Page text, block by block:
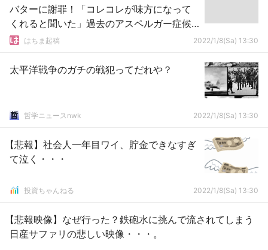
バターに謝罪！「コレコレが味方になって
くれると聞いた」過去のアスペルガー症候
群診断も告白
はちま起稿 2022/1/8(Sa) 13:30
太平洋戦争のガチの戦犯ってだれや？
哲学ニュースnwk 2022/1/8(Sa) 13:30
【悲報】社会人一年目ワイ、貯金できなすぎ
て泣く・・・
投資ちゃんねる 2022/1/8(Sa) 13:30
【悲報映像】なぜ行った？鉄砲水に挑んで流されてしまう
日産サファリの悲しい映像・・・。